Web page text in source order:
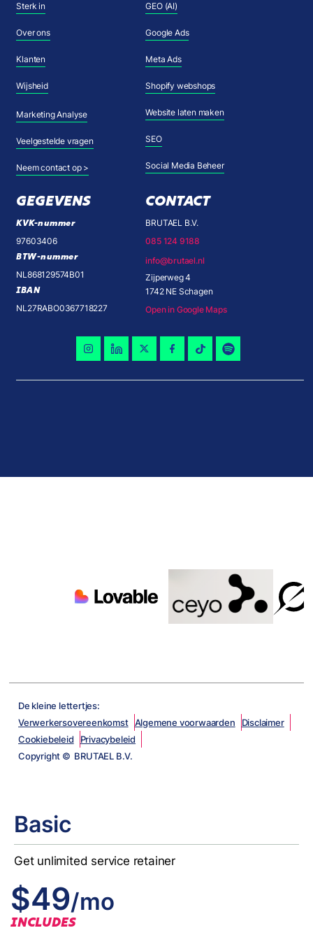
Sterk in
Over ons
Klanten
Wijsheid
Marketing Analyse
Veelgestelde vragen
Neem contact op >
GEO (AI)
Google Ads
Meta Ads
Shopify webshops
Website laten maken
SEO
Social Media Beheer
GEGEVENS
KVK-nummer
97603406
BTW-nummer
NL868129574B01
IBAN
NL27RABO0367718227
CONTACT
BRUTAEL B.V.
085 124 9188
info@brutael.nl
Zijperweg 4
1742 NE Schagen
Open in Google Maps
De kleine lettertjes:
Verwerkersovereenkomst Algemene voorwaarden
Disclaimer
Cookiebeleid
Privacybeleid
Copyright © BRUTAEL B.V.
Basic
Get unlimited service retainer
$49/mo
INCLUDES